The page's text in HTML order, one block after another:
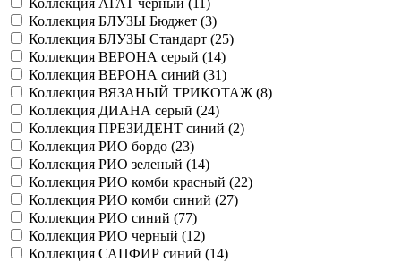
Коллекция АГАТ черный (
)
Коллекция БЛУЗЫ Бюджет (3)
Коллекция БЛУЗЫ Стандарт (25)
Коллекция ВЕРОНА серый (14)
Коллекция ВЕРОНА синий (31)
Коллекция ВЯЗАНЫЙ ТРИКОТАЖ (8)
Коллекция ДИАНА серый (24)
Коллекция ПРЕЗИДЕНТ синий (2)
Коллекция РИО бордо (23)
Коллекция РИО зеленый (14)
Коллекция РИО комби красный (22)
Коллекция РИО комби синий (27)
Коллекция РИО синий (77)
Коллекция РИО черный (12)
Коллекция САПФИР синий (14)